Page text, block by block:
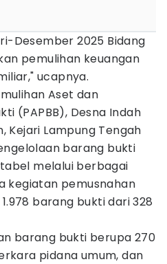
Desember 2025 Bidang
pemulihan keuangan
ucapnya.
Aset dan
(PAPBB), Desna Indah
Kejari Lampung Tengah
barang bukti
melalui berbagai
kegiatan pemusnahan
barang bukti dari 328
barang bukti berupa 270
pidana umum, dan